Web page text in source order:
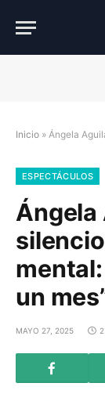
Inicio » Ángela Aguilar
ESPECTÁCULOS
Ángela
un
MAYO 27, 2025